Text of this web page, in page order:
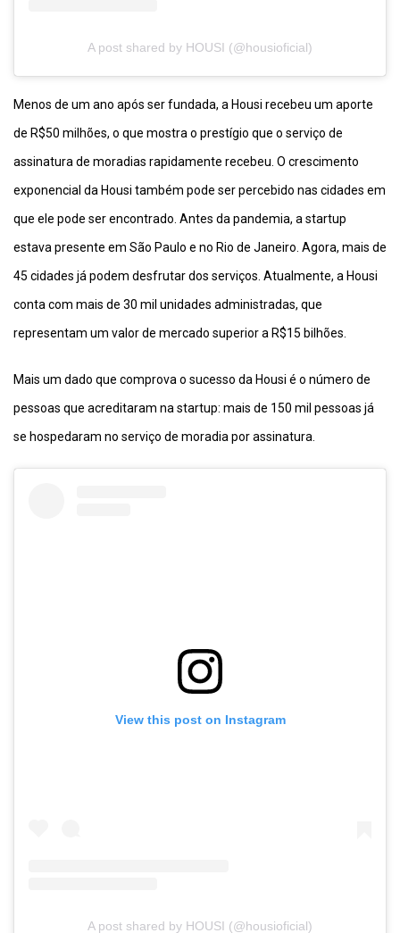
A post shared by HOUSI (@housioficial)
Menos de um ano após ser fundada, a Housi recebeu um aporte
de R$50 milhões, o que mostra o prestígio que o serviço de
assinatura de moradias rapidamente recebeu. O crescimento
exponencial da Housi também pode ser percebido nas cidades em
que ele pode ser encontrado. Antes da pandemia, a startup
estava presente em São Paulo e no Rio de Janeiro. Agora, mais de
45 cidades já podem desfrutar dos serviços. Atualmente, a Housi
conta com mais de 30 mil unidades administradas, que
representam um valor de mercado superior a R$15 bilhões.
Mais um dado que comprova o sucesso da Housi é o número de
pessoas que acreditaram na startup: mais de 150 mil pessoas já
se hospedaram no serviço de moradia por assinatura.
View this post on Instagram
A post shared by HOUSI (@housioficial)